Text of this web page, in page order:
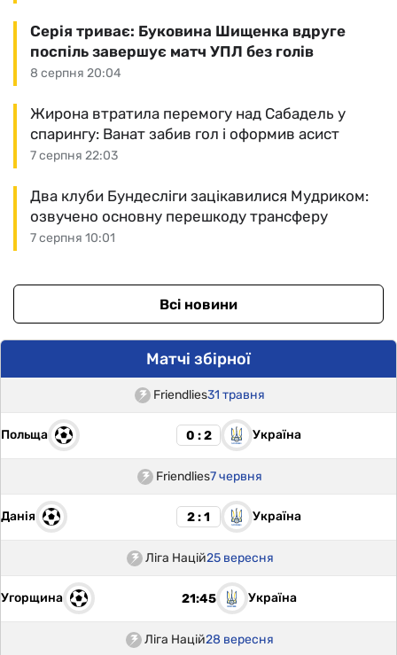
8 серпня 20:04
Серія триває: Буковина Шищенка вдруге
поспіль завершує матч УПЛ без голів
7 серпня 22:03
Жирона втратила перемогу над Сабадель у
спарингу: Ванат забив гол і оформив асист
7 серпня 10:01
Два клуби Бундесліги зацікавилися Мудриком:
озвучено основну перешкоду трансферу
Всі новини
Матчі збірної
Friendlies31 травня
Польща 0 : 2 Україна
Friendlies7 червня
Данія 2 : 1 Україна
Ліга Націй25 вересня
Угорщина 21:45 Україна
Ліга Націй28 вересня